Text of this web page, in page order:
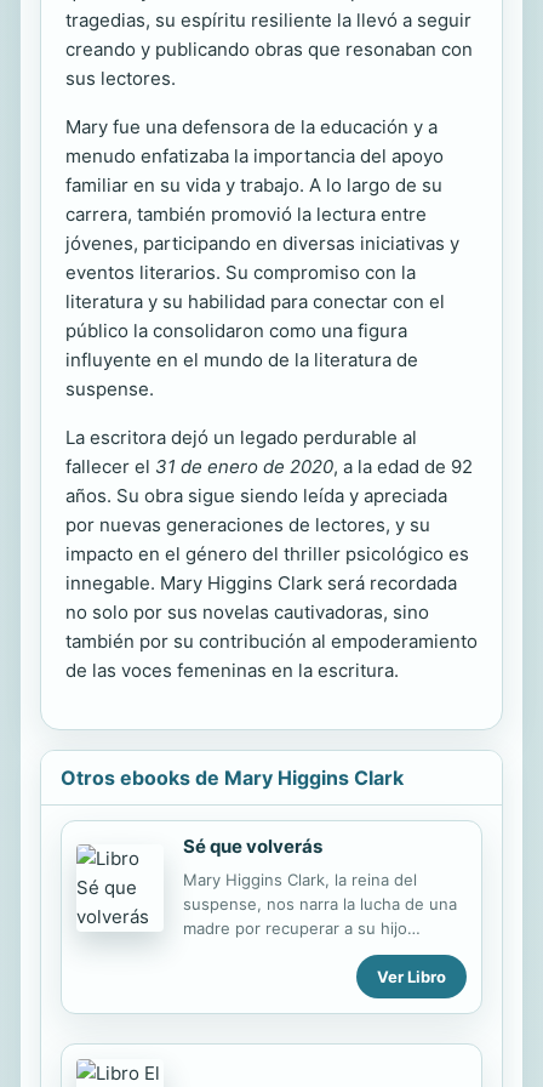
tragedias, su espíritu resiliente la llevó a seguir
creando y publicando obras que resonaban con
sus lectores.
Mary fue una defensora de la educación y a
menudo enfatizaba la importancia del apoyo
familiar en su vida y trabajo. A lo largo de su
carrera, también promovió la lectura entre
jóvenes, participando en diversas iniciativas y
eventos literarios. Su compromiso con la
literatura y su habilidad para conectar con el
público la consolidaron como una figura
influyente en el mundo de la literatura de
suspense.
La escritora dejó un legado perdurable al
fallecer el 31 de enero de 2020, a la edad de 92
años. Su obra sigue siendo leída y apreciada
por nuevas generaciones de lectores, y su
impacto en el género del thriller psicológico es
innegable. Mary Higgins Clark será recordada
no solo por sus novelas cautivadoras, sino
también por su contribución al empoderamiento
de las voces femeninas en la escritura.
Otros ebooks de Mary Higgins Clark
Sé que volverás
Mary Higgins Clark, la reina del
suspense, nos narra la lucha de una
madre por recuperar a su hijo
secuestrado. A pesar de que no
posea ningún indicio de que su hijo
continúe con vida, Zan Moreland
encontrarlo. Han transcurrido dos
Ver Libro